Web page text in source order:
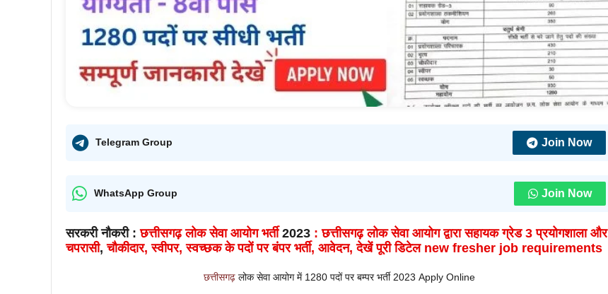
Telegram Group Join Now
WhatsApp Group Join Now
सरकरी नौकरी :छत्तीसगढ़ लोक सेवा आयोग भर्ती 2023 :छत्तीसगढ़ लोक सेवा आयोग द्वारा सहायक ग्रेड 3 प्रयोगशाला और
चपरासी,चौकीदार, स्वीपर,स्वच्छक के पदों पर बंपर भर्ती, आवेदन, देखें पूरी डिटेल new fresher job requirements
छत्तीसगढ़ लोक सेवा आयोग में 1280 पदों पर बम्पर भर्ती 2023 Apply Online